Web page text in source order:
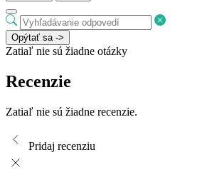
Opýtať sa ->
Zatiaľ nie sú žiadne otázky
Recenzie
Zatiaľ nie sú žiadne recenzie.
Pridaj recenziu